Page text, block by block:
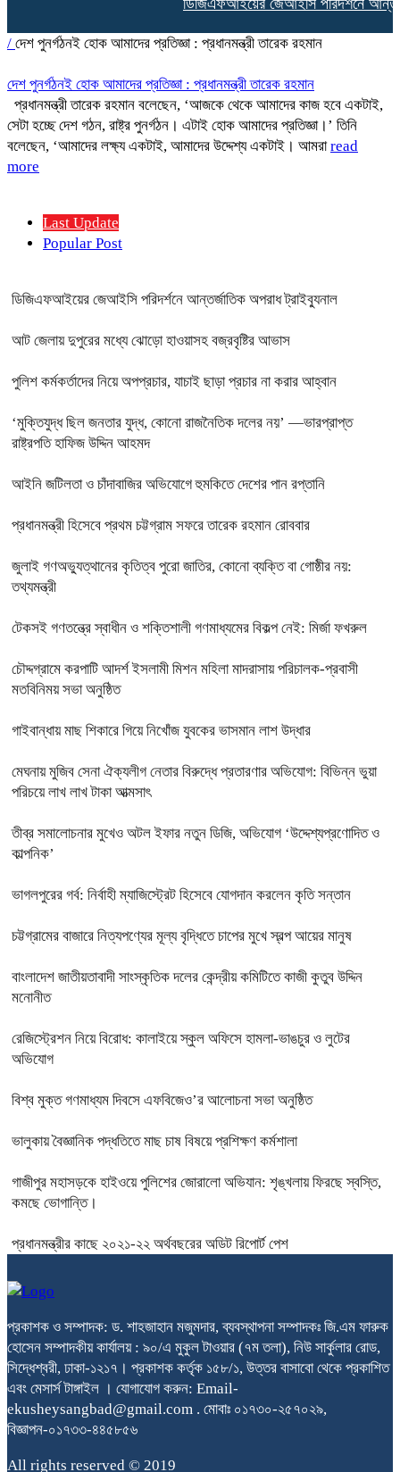
ডিজিএফআইয়ের জেআইসি পরিদর্শনে
/ দেশ পুনর্গঠনই হোক আমাদের প্রতিজ্ঞা : প্রধানমন্ত্রী তারেক রহমান
দেশ পুনর্গঠনই হোক আমাদের প্রতিজ্ঞা : প্রধানমন্ত্রী তারেক রহমান
প্রধানমন্ত্রী তারেক রহমান বলেছেন, ‘আজকে থেকে আমাদের কাজ হবে একটাই,
সেটা হচ্ছে দেশ গঠন, রাষ্ট্র পুনর্গঠন। এটাই হোক আমাদের প্রতিজ্ঞা।’ তিনি
বলেছেন, ‘আমাদের লক্ষ্য একটাই, আমাদের উদ্দেশ্য একটাই। আমরাread
more
Last Update
Popular Post
ডিজিএফআইয়ের জেআইসি পরিদর্শনে আন্তর্জাতিক অপরাধ ট্রাইব্যুনাল
আট জেলায় দুপুরের মধ্যে ঝোড়ো হাওয়াসহ বজ্রবৃষ্টির আভাস
পুলিশ কর্মকর্তাদের নিয়ে অপপ্রচার, যাচাই ছাড়া প্রচার না করার আহ্বান
‘মুক্তিযুদ্ধ ছিল জনতার যুদ্ধ, কোনো রাজনৈতিক দলের নয়’ —ভারপ্রাপ্ত
রাষ্ট্রপতি হাফিজ উদ্দিন আহমদ
আইনি জটিলতা ও চাঁদাবাজির অভিযোগে হুমকিতে দেশের পান রপ্তানি
প্রধানমন্ত্রী হিসেবে প্রথম চট্টগ্রাম সফরে তারেক রহমান রোববার
জুলাই গণঅভ্যুত্থানের কৃতিত্ব পুরো জাতির, কোনো ব্যক্তি বা গোষ্ঠীর নয়:
তথ্যমন্ত্রী
টেকসই গণতন্ত্রে স্বাধীন ও শক্তিশালী গণমাধ্যমের বিকল্প নেই: মির্জা ফখরুল
চৌদ্দগ্রামে করপাটি আদর্শ ইসলামী মিশন মহিলা মাদরাসায় পরিচালক-প্রবাসী
মতবিনিময় সভা অনুষ্ঠিত
গাইবান্ধায় মাছ শিকারে গিয়ে নিখোঁজ যুবকের ভাসমান লাশ উদ্ধার
মেঘনায় মুজিব সেনা ঐক্যলীগ নেতার বিরুদ্ধে প্রতারণার অভিযোগ: বিভিন্ন ভুয়া
পরিচয়ে লাখ লাখ টাকা আত্মসাৎ
তীব্র সমালোচনার মুখেও অটল ইফার নতুন ডিজি, অভিযোগ ‘উদ্দেশ্যপ্রণোদিত ও
কাল্পনিক’
ভাগলপুরের গর্ব: নির্বাহী ম্যাজিস্ট্রেট হিসেবে যোগদান করলেন কৃতি সন্তান
চট্টগ্রামের বাজারে নিত্যপণ্যের মূল্য বৃদ্ধিতে চাপের মুখে স্বল্প আয়ের মানুষ
বাংলাদেশ জাতীয়তাবাদী সাংস্কৃতিক দলের কেন্দ্রীয় কমিটিতে কাজী কুতুব উদ্দিন
মনোনীত
রেজিস্ট্রেশন নিয়ে বিরোধ: কালাইয়ে স্কুল অফিসে হামলা-ভাঙচুর ও লুটের
অভিযোগ
বিশ্ব মুক্ত গণমাধ্যম দিবসে এফবিজেও’র আলোচনা সভা অনুষ্ঠিত
ভালুকায় বৈজ্ঞানিক পদ্ধতিতে মাছ চাষ বিষয়ে প্রশিক্ষণ কর্মশালা
গাজীপুর মহাসড়কে হাইওয়ে পুলিশের জোরালো অভিযান: শৃঙ্খলায় ফিরছে স্বস্তি,
কমছে ভোগান্তি।
প্রধানমন্ত্রীর কাছে ২০২১-২২ অর্থবছরের অডিট রিপোর্ট পেশ
প্রকাশক ও সম্পাদক: ড. শাহজাহান মজুমদার, ব্যবস্থাপনা সম্পাদকঃ জি.এম ফারুক
হোসেন সম্পাদকীয় কার্যালয় : ৯০/এ মুকুল টাওয়ার (৭ম তলা), নিউ সার্কুলার রোড,
সিদ্ধেশ্বরী, ঢাকা-১২১৭। প্রকাশক কর্তৃক ১৫৮/১, উত্তর বাসাবো থেকে প্রকাশিত
এবং মেসার্স টাঙ্গাইল । যোগাযোগ করুন: Email-
ekusheysangbad@gmail.com . মোবাঃ ০১৭৩০-২৫৭০২৯,
বিজ্ঞাপন-০১৭৩৩-৪৪৫৮৫৬
All rights reserved © 2019